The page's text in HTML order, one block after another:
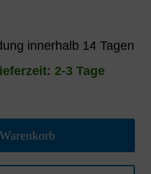
innerhalb 14 Tagen
2-3 Tage